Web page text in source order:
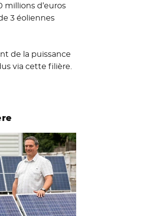
millions d’euros
3 éoliennes
de la puissance
via cette filière.